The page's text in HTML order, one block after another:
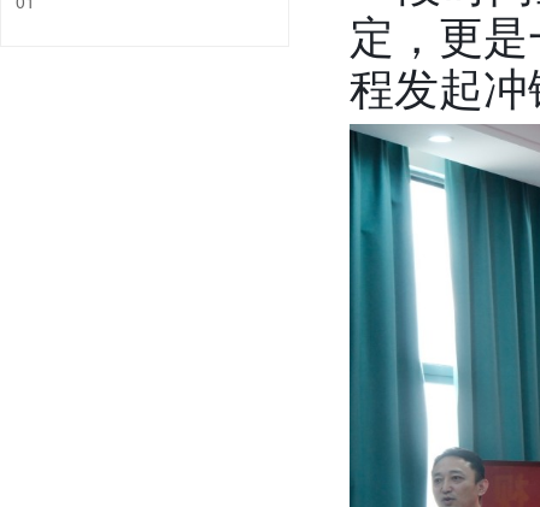
定，更
程发起